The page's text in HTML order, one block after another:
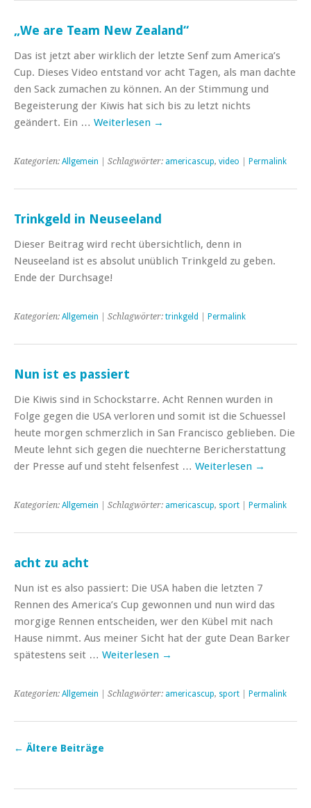
„We are Team New Zealand“
Das ist jetzt aber wirklich der letzte Senf zum America’s
Cup. Dieses Video entstand vor acht Tagen, als man dachte
den Sack zumachen zu können. An der Stimmung und
Begeisterung der Kiwis hat sich bis zu letzt nichts
geändert. Ein … Weiterlesen →
Kategorien: Allgemein | Schlagwörter: americascup, video Permalink
Trinkgeld in Neuseeland
Dieser Beitrag wird recht übersichtlich, denn in
Neuseeland ist es absolut unüblich Trinkgeld zu geben.
Ende der Durchsage!
Kategorien: Allgemein | Schlagwörter: trinkgeld Permalink
Nun ist es passiert
Die Kiwis sind in Schockstarre. Acht Rennen wurden in
Folge gegen die USA verloren und somit ist die Schuessel
heute morgen schmerzlich in San Francisco geblieben. Die
Meute lehnt sich gegen die nuechterne Bericherstattung
der Presse auf und steht felsenfest … Weiterlesen →
Kategorien: Allgemein | Schlagwörter: americascup, sport Permalink
acht zu acht
Nun ist es also passiert: Die USA haben die letzten 7
Rennen des America’s Cup gewonnen und nun wird das
morgige Rennen entscheiden, wer den Kübel mit nach
Hause nimmt. Aus meiner Sicht hat der gute Dean Barker
spätestens seit … Weiterlesen →
Kategorien: Allgemein | Schlagwörter: americascup, sport Permalink
← Ältere Beiträge